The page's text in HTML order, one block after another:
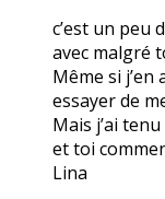
c’est un peu
avec malgré
Même si
essayer de
Mais j’ai
et toi
Lina